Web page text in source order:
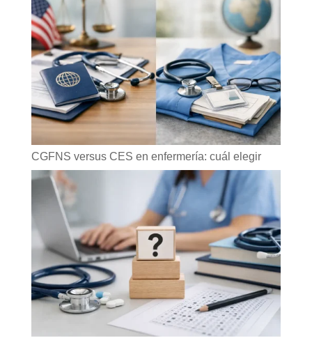
CGFNS versus CES en enfermería: cuál elegir